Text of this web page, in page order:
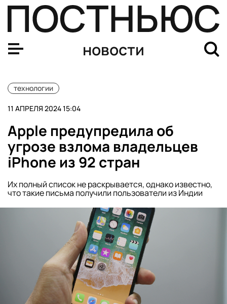
новости
технологии
11 АПРЕЛЯ 2024 15:04
Apple предупредила об
угрозе взлома владельцев
iPhone из 92 стран
Их полный список не раскрывается, однако известно,
что такие письма получили пользователи из Индии
Минцифры РФ хочет создать систему распознавания